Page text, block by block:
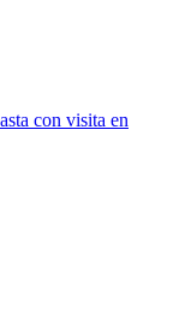
con visita en